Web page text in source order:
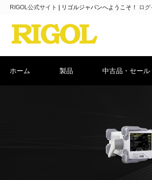
RIGOL公式サイト リゴルジャパンへようこそ！ ログ
ホーム 製品 中古品・セール